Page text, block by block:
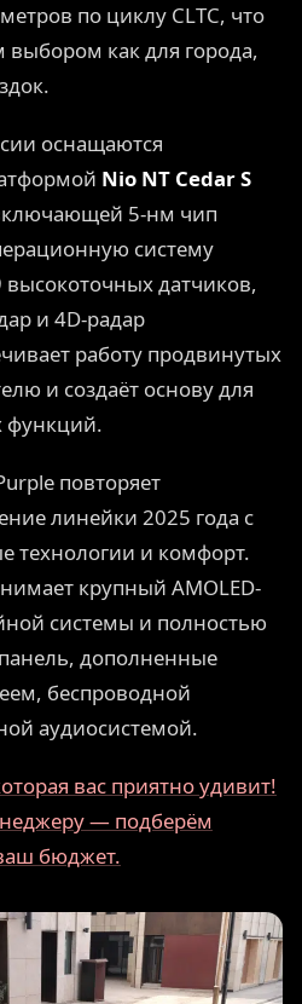
по циклу CLTC, что
как для города,
оснащаются
Nio NT Cedar S
5-нм чип
систему
высокоточных датчиков,
и 4D-радар
работу продвинутых
и создаёт основу для
функций.
повторяет
линейки 2025 года с
технологии и комфорт.
крупный AMOLED-
системы и полностью
дополненные
беспроводной
аудиосистемой.
вас приятно удивит!
— подберём
бюджет.